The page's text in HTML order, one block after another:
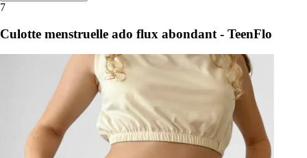
7
Culotte menstruelle ado flux abondant - TeenFlo